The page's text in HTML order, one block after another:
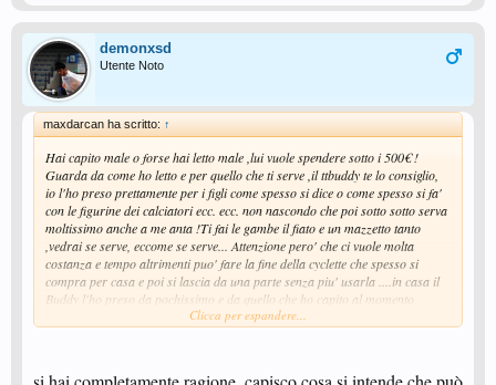
demonxsd
Utente Noto
maxdarcan ha scritto: ↑
Hai capito male o forse hai letto male ,lui vuole spendere sotto i 500€ !
Guarda da come ho letto e per quello che ti serve ,il ttbuddy te lo consiglio,
io l'ho preso prettamente per i figli come spesso si dice o come spesso si fa'
con le figurine dei calciatori ecc. ecc. non nascondo che poi sotto sotto serva
moltissimo anche a me anta !Ti fai le gambe il fiato e un mazzetto tanto
,vedrai se serve, eccome se serve... Attenzione pero' che ci vuole molta
costanza e tempo altrimenti puo' fare la fine della cyclette che spesso si
compra per casa e poi si lascia da una parte senza piu' usarla ....in casa il
Buddy l'ho preso da pochissimo e da quello che ho capito al momento
quando l'ho utilizzato per quanto riguarda il taglio inferiore si in effetti non
e' proprio il massimo come anche quello superiore, in modalita' heavy
Clicca per espandere...